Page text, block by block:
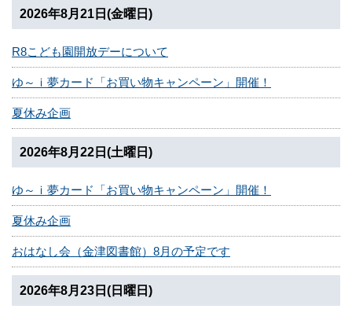
2026年8月21日(金曜日)
R8こども園開放デーについて
ゆ～ｉ夢カード「お買い物キャンペーン」開催！
夏休み企画
2026年8月22日(土曜日)
ゆ～ｉ夢カード「お買い物キャンペーン」開催！
夏休み企画
おはなし会（金津図書館）8月の予定です
2026年8月23日(日曜日)